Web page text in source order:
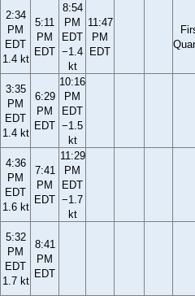
2:34
PM
EDT
1.4 kt
5:11
PM
EDT
8:54
PM
EDT
−1.4
kt
11:47
PM
EDT
3:35
PM
EDT
1.4 kt
6:29
PM
EDT
10:16
PM
EDT
−1.5
kt
4:36
PM
EDT
1.6 kt
7:41
PM
EDT
11:29
PM
EDT
−1.7
kt
5:32
PM
EDT
1.7 kt
8:41
PM
EDT